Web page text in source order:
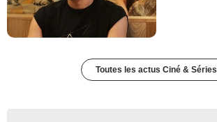
Toutes les actus Ciné & Séries